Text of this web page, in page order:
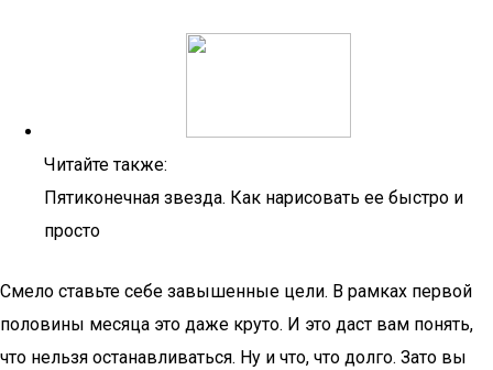
Читайте также:
Пятиконечная звезда. Как нарисовать ее быстро и
просто
Смело ставьте себе завышенные цели. В рамках первой
половины месяца это даже круто. И это даст вам понять,
что нельзя останавливаться. Ну и что, что долго. Зато вы